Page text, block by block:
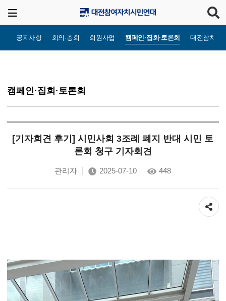
공지사항 회의·총회 회원사업 캠페인·집회·토론회 대전참치TV
캠페인·집회·토론회
[기자회견 후기] 시민사회 3조례 폐지 반대 시민 토
론회 청구 기자회견
관리자 2025-07-10 448
공유하기